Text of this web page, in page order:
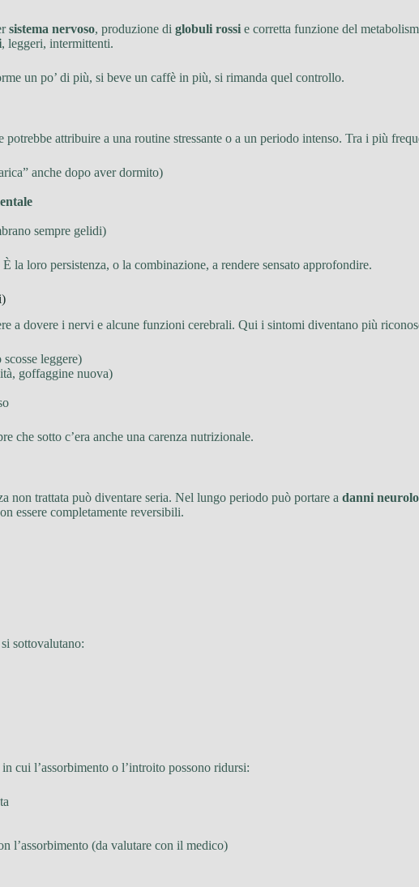
sistema nervoso, produzione di globuli rossi e corretta funzione del
, leggeri, intermittenti.
un po’ di più, si beve un caffè in più, si rimanda quel controllo.
attribuire a una routine stressante o a un periodo intenso. Tra i più
anche dopo aver dormito)
sempre gelidi)
la loro persistenza, o la combinazione, a rendere sensato approfondire.
a dovere i nervi e alcune funzioni cerebrali. Qui i sintomi diventano più
leggere)
goffaggine nuova)
che sotto c’era anche una carenza nutrizionale.
non trattata può diventare seria. Nel lungo periodo può portare a danni
essere completamente reversibili.
sottovalutano:
cui l’assorbimento o l’introito possono ridursi:
l’assorbimento (da valutare con il medico)